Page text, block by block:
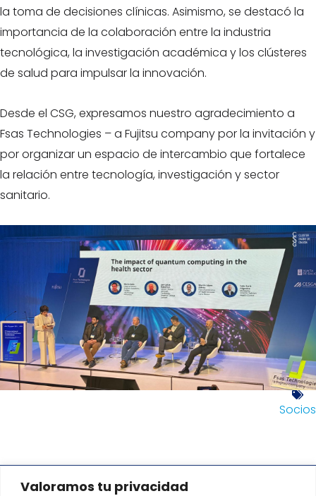
Valoramos tu privacidad
la toma de decisiones clínicas. Asimismo, se destacó la
importancia de la colaboración entre la industria
tecnológica, la investigación académica y los clústeres
de salud para impulsar la innovación.
Desde el CSG, expresamos nuestro agradecimiento a
Fsas Technologies – a Fujitsu company por la invitación y
por organizar un espacio de intercambio que fortalece
la relación entre tecnología, investigación y sector
sanitario.
Socios